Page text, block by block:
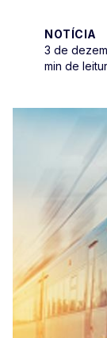
NOTÍCIA
3 de
min de